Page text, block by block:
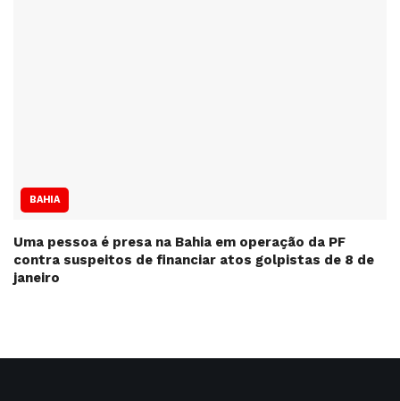
BAHIA
Uma pessoa é presa na Bahia em operação da PF
contra suspeitos de financiar atos golpistas de 8 de
janeiro